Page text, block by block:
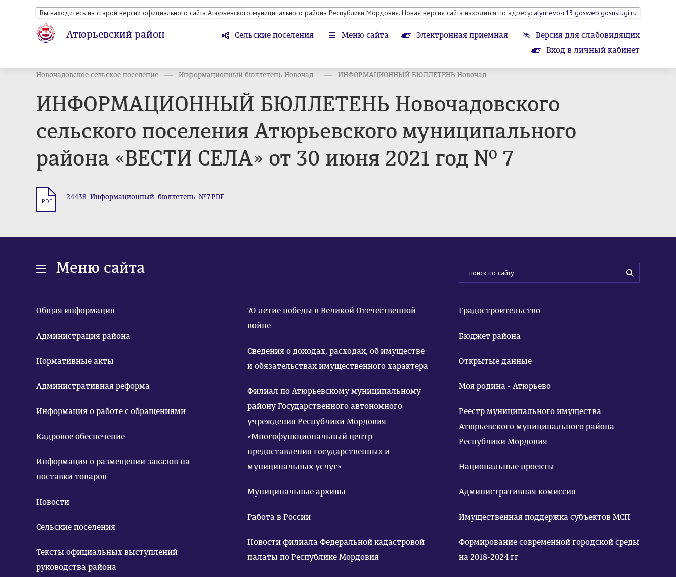
Вы находитесь на старой версии официального сайта Атюрьевского муниципального района Республики Мордовия. Новая версия сайта находится по адресу: atyurevo-r13.gosweb.gosuslugi.ru
Атюрьевский район Сельские поселения Меню сайта Электронная приемная
Версия для слабовидящих
Вход в личный кабинет
Новочадовское сельское поселение Информационный бюллетень Новочад... ИНФОРМАЦИОННЫЙ БЮЛЛЕТЕНЬ Новочад...
ИНФОРМАЦИОННЫЙ БЮЛЛЕТЕНЬ Новочадовского
сельского поселения Атюрьевского муниципального
района «ВЕСТИ СЕЛА» от 30 июня 2021 год № 7
.PDF 24438_Информационный_бюллетень_№7.PDF
Меню сайта
Общая информация
Администрация района
Нормативные акты
Административная реформа
Информация о работе с обращениями
Кадровое обеспечение
Информация о размещении заказов на
поставки товаров
Новости
Сельские поселения
Тексты официальных выступлений
руководства района
70-летие победы в Великой Отечественной
войне
Сведения о доходах, расходах, об имуществе
и обязательствах имущественного характера
Филиал по Атюрьевскому муниципальному
району Государственного автономного
учреждения Республики Мордовия
«Многофункциональный центр
предоставления государственных и
муниципальных услуг»
Муниципальные архивы
Работа в России
Новости филиала Федеральной кадастровой
палаты по Республике Мордовия
Градостроительство
Бюджет района
Открытые данные
Моя родина - Атюрьево
Реестр муниципального имущества
Атюрьевского муниципального района
Республики Мордовия
Национальные проекты
Административная комиссия
Имущественная поддержка субъектов МСП
Формирование современной городской среды
на 2018-2024 гг